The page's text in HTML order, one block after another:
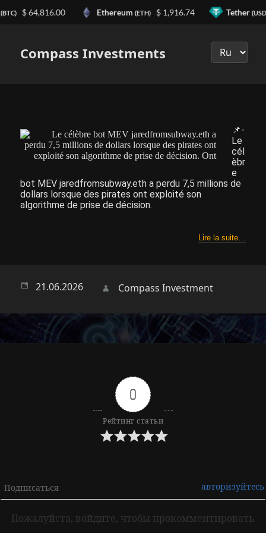
Compass Investments
📌-
Le
cél
èbr
e
bot MEV jaredfromsubway.eth a perdu 7,5 millions de
dollars lorsque des pirates ont exploité son
algorithme de prise de décision.
Lire la suite…
21.06.2026 Автор
Compass Investment
0
Рейтинг статьи
Подписаться авторизуйтесь
Пожалуйста, войдите, чтобы прокомментировать
$ 64,816.00 Ethereum (ETH) $ 1,916.74 Tether